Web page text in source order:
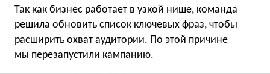
Так как бизнес работает в узкой нише, команда
решила обновить список ключевых фраз, чтобы
расширить охват аудитории. По этой причине
мы перезапустили кампанию.